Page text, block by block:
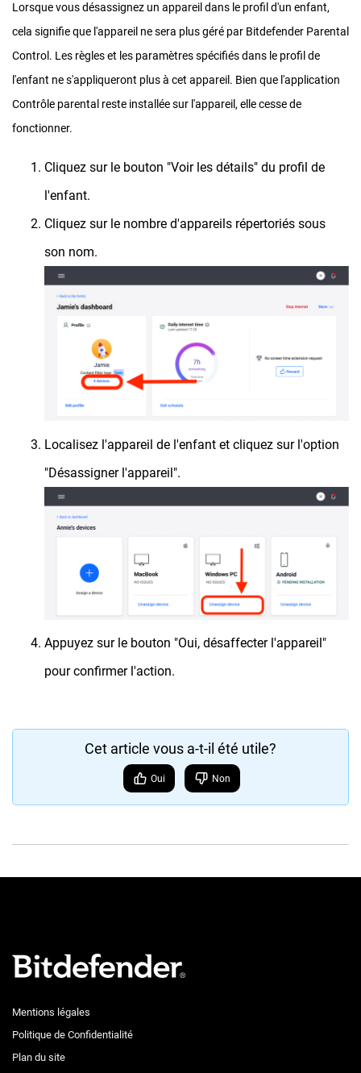
Lorsque vous désassignez un appareil dans le profil d'un enfant,
cela signifie que l'appareil ne sera plus géré par Bitdefender Parental
Control. Les règles et les paramètres spécifiés dans le profil de
l'enfant ne s'appliqueront plus à cet appareil. Bien que l'application
Contrôle parental reste installée sur l'appareil, elle cesse de
fonctionner.
Cliquez sur le bouton "Voir les détails" du profil de
l'enfant.
Cliquez sur le nombre d'appareils répertoriés sous
son nom.
Localisez l'appareil de l'enfant et cliquez sur l'option
"Désassigner l'appareil".
Appuyez sur le bouton "Oui, désaffecter l'appareil"
pour confirmer l'action.
Cet article vous a-t-il été utile?
Oui Non
Mentions légales
Politique de Confidentialité
Plan du site